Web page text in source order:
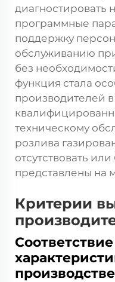
диагностировать
программные
поддержку
обслуживанию
без
функция стала
производителей в
техническому
розлива
отсутствовать
представлены на
Критерии